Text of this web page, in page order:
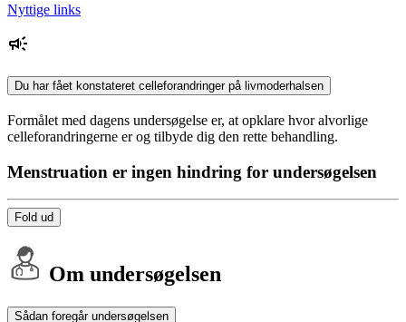
Nyttige links
Du har fået konstateret celleforandringer på livmoderhalsen
Formålet med dagens undersøgelse er, at opklare hvor alvorlige
celleforandringerne er og tilbyde dig den rette behandling.
Menstruation er ingen hindring for undersøgelsen
Fold ud
Om undersøgelsen
Sådan foregår undersøgelsen